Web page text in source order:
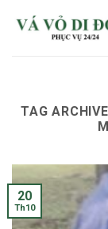
TAG
20
Th10